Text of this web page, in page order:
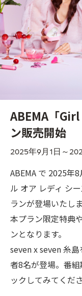
ABEMA「
ン販売開始
2025年9月1日～
ABEMA で 2025年
ル オア レディ シ
ランが登場いたし
本プラン限定特典
ンとなります。
seven x seven 糸
者8名が登場。番
ックしてみてくださ